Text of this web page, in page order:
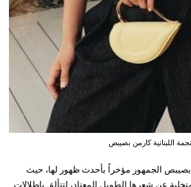
اللبنانية كارمن بصيبص
بصيبص الجمهور مؤخراً بأحدث ظهور لها، حيث
عن شعرها الطويل المعتاد، لتتألق بإطلالات